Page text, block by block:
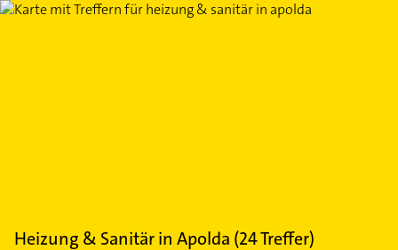
Heizung & Sanitärin Apolda (24Treffer)